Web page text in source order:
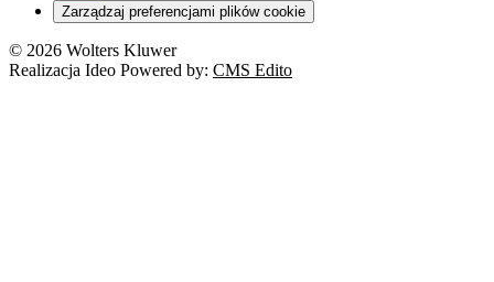
Zarządzaj preferencjami plików cookie
© 2026 Wolters Kluwer
Realizacja Ideo Powered by: CMS Edito